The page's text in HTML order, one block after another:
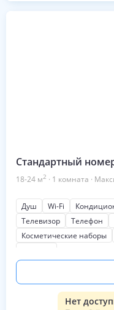
Стандартный
18-24 м2 · 1 комната ·
Душ Wi-Fi
Телевизор
Телефон
Косметические наборы
Нет